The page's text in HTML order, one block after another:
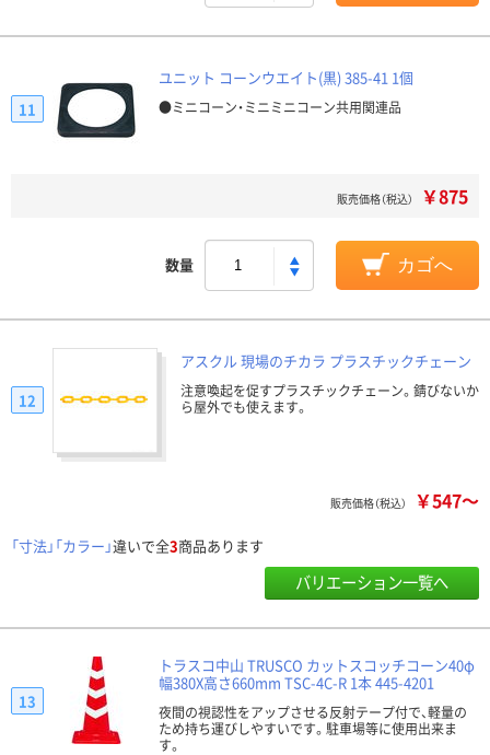
ユニット コーンウエイト(黒) 385-41 1個
●ミニコーン・ミニミニコーン共用関連品
11
販売価格（税込） ￥875
数量 カゴへ
アスクル 現場のチカラ プラスチックチェーン
注意喚起を促すプラスチックチェーン。錆びないか
ら屋外でも使えます。
12
販売価格（税込） ￥547～
「寸法」「カラー」違いで全3商品あります
バリエーション一覧へ
トラスコ中山 TRUSCO カットスコッチコーン40φ
幅380X高さ660mm TSC-4C-R 1本 445-4201
夜間の視認性をアップさせる反射テープ付で、軽量の
ため持ち運びしやすいです。駐車場等に使用出来ま
す。
13